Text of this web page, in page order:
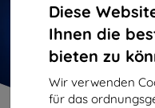
Diese
Ihnen die
bieten zu
Wir verwenden
für das